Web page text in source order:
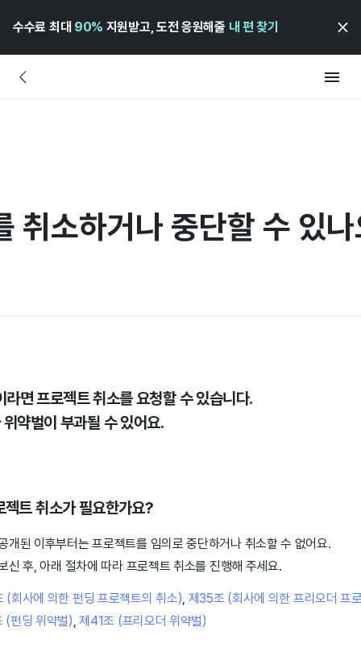
수수료 최대 90% 지원받고, 도전 응원해줄 내 편 찾기
취소하거나 중단할 수 있
면 프로젝트 취소를 요청할 수 있습니다.
약벌이 부과될 수 있어요.
젝트 취소가 필요한가요?
개된 이후부터는 프로젝트를 임의로 중단하거나 취소할 수 없어요.
신 후, 아래 절차에 따라 프로젝트 취소를 진행해 주세요.
(회사에 의한 펀딩 프로젝트의 취소), 제35조 (회사에 의한 프리오더 프
(펀딩 위약벌),제41조 (프리오더 위약벌)